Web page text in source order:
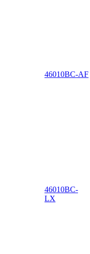
46010BC-AF
46010BC-
LX